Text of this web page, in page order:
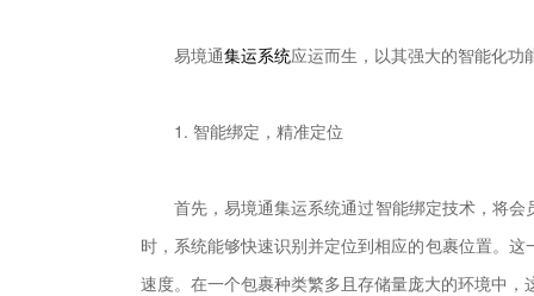
易境通集运系统应运而生，以其强大的智能化功
1. 智能绑定，精准定位
首先，易境通集运系统通过智能绑定技术，将
时，系统能够快速识别并定位到相应的包裹位置。
速度。在一个包裹种类繁多且存储量庞大的环境中